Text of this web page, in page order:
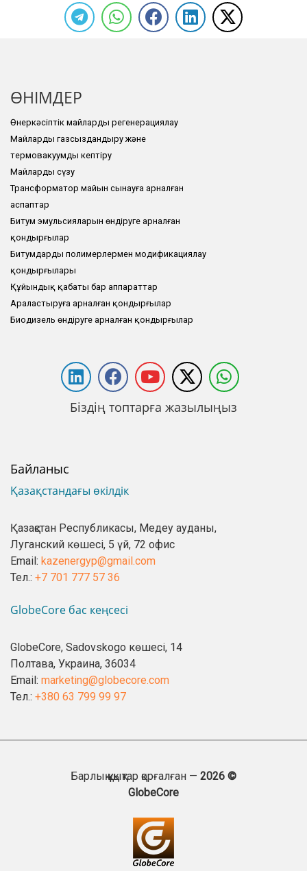
ӨНІМДЕР
Өнеркәсіптік майларды регенерациялау
Майларды газсыздандыру және
термовакуумды кептіру
Майларды сүзу
Трансформатор майын сынауға арналған
аспаптар
Битум эмульсияларын өндіруге арналған
қондырғылар
Битумдарды полимерлермен модификациялау
қондырғылары
Құйындық қабаты бар аппараттар
Араластыруға арналған қондырғылар
Биодизель өндіруге арналған қондырғылар
Біздің топтарға жазылыңыз
Байланыс
Қазақстандағы өкілдік
Қазақстан Республикасы, Медеу ауданы,
Луганский көшесі, 5 үй, 72 офис
Email: kazenergyp@gmail.com
Тел.: +7 701 777 57 36
GlobeCore бас кеңсесі
GlobeCore, Sadovskogo көшесі, 14
Полтава, Украина, 36034
Email: marketing@globecore.com
Тел.: +380 63 799 99 97
Барлық құқықтар қорғалған — 2026 ©
GlobeCore